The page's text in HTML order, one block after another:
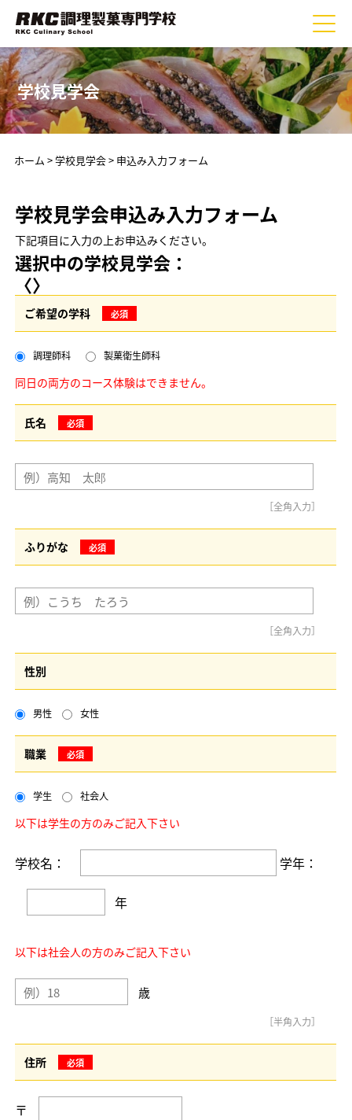
学校見学会
ホーム >学校見学会> 申込み入力フォーム
学校見学会申込み入力フォーム
下記項目に入力の上お申込みください。
選択中の学校見学会：
〈〉
ご希望の学科 必須
調理師科 製菓衛生師科
同日の両方のコース体験はできません。
氏名 必須
［全角入力］
ふりがな 必須
［全角入力］
性別
男性 女性
職業 必須
学生 社会人
以下は学生の方のみご記入下さい
学校名： 学年：
年
以下は社会人の方のみご記入下さい
歳
［半角入力］
住所 必須
〒